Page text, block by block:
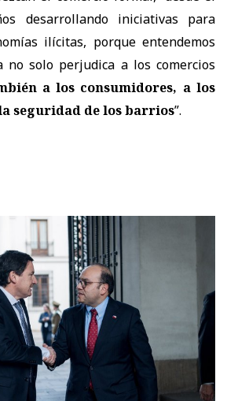
desarrollando iniciativas para
ilícitas, porque entendemos
no solo perjudica a los comercios
a los consumidores, a los
seguridad de los barrios”.